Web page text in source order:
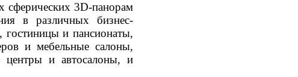
сферических 3D-панорам
в различных бизнес-
гостиницы и пансионаты,
и мебельные салоны,
центры и автосалоны, и